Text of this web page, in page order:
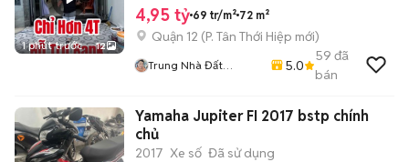
1 phút trước 12
4,95 tỷ 69 tr/m² 72 m²
Quận 12 (P. Tân Thới Hiệp mới)
Trung Nhà Đất
5.0
59 đã
bán
Yamaha Jupiter FI 2017 bstp chính
chủ
2017 Xe số Đã sử dụng